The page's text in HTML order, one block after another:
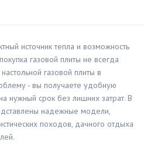
источник тепла и возможность
газовой плиты не всегда
газовой плиты в
- вы получаете удобную
нужный срок без лишних затрат. В
надежные модели,
походов, дачного отдыха